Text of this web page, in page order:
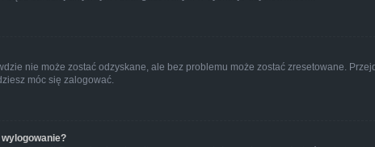
nie może zostać odzyskane, ale bez problemu może zostać zresetowane.
móc się zalogować.